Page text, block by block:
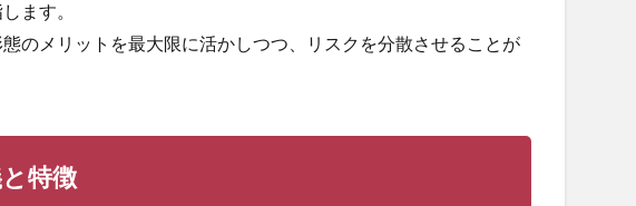
ます。
のメリットを最大限に活かしつつ、リスクを分散させることが
特徴